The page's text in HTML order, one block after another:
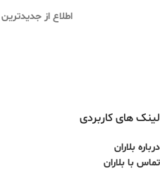
اطلاع از
لینک های کاربردی
درباره بلاران
تماس با بلاران